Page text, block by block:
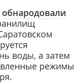
обнародовали
воды, а затем
режимы